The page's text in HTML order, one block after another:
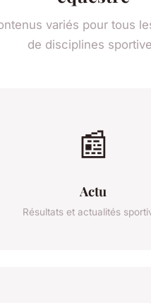
variés pour tous
de disciplines
📰
Actu
Résultats et actualités